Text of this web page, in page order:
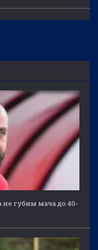
не губим мача до 40-